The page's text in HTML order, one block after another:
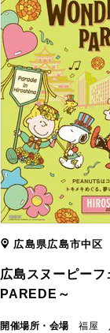
広島県広島市中区
広島スヌーピー
PAREDE～
開催場所・会場
福屋